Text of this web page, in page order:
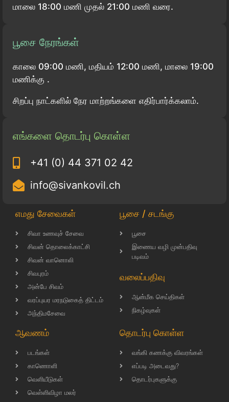
மாலை 18:00 மணி முதல் 21:00 மணி வரை.
பூசை நேரங்கள்
காலை 09:00 மணி, மதியம் 12:00 மணி, மாலை 19:00
மணிக்கு .
சிறப்பு நாட்களில் நேர மாற்றங்களை எதிர்பார்க்கலாம்.
எங்களை தொடர்பு கொள்ள
+41 (0) 44 371 02 42
info@sivankovil.ch
எமது சேவைகள்
சிவா உணவுச் சேவை
சிவன் தொலைக்காட்சி
சிவன் வானொலி
சிவபுரம்
அன்பே சிவம்
வரப்புயர மரநடுகைத் திட்டம்
அந்திமசேவை
பூசை / சடங்கு
பூசை
இணைய வழி முன்பதிவு
படிவம்
வலைப்பதிவு
ஆன்மீக செய்திகள்
நிகழ்வுகள்
ஆவணம்
படங்கள்
காணொளி
வெளியீடுகள்
வெள்ளிவிழா மலர்
தொடர்பு கொள்ள
வங்கி கணக்கு விவரங்கள்
எப்படி அடைவது?
தொடர்புகளுக்கு